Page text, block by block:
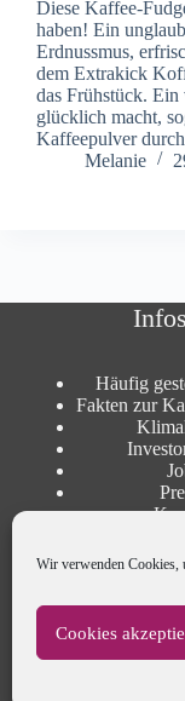
Wir verwenden Cookies,
Cookies
Diese Kaffee-
haben! Ein
Erdnussmus,
dem Extrakick
das Frühstück. Ein
glücklich macht,
Kaffeepulver
Melanie
Infos
Häufig
Fakten zur
Mein
Vertrag